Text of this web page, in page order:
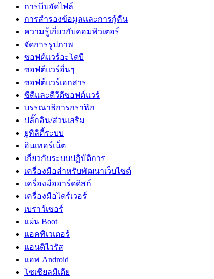
การบีบอัดไฟล์
การสำรองข้อมูลและการกู้คืน
ความรู้เกี่ยวกับคอมพิวเตอร์
จัดการรูปภาพ
ซอฟต์แวร์อะโดบี
ซอฟต์แวร์อื่นๆ
ซอฟต์แวร์เอกสาร
ซีดีและดีวีดีซอฟต์แวร์
บรรณาธิการกราฟิก
ปลั๊กอิน/ส่วนเสริม
ยูทิลิตี้ระบบ
อินเทอร์เน็ต
เกี่ยวกับระบบปฏิบัติการ
เครื่องมือสำหรับพัฒนาเว็บไซต์
เครื่องมือฮาร์ดดิสก์
เครื่องมือไดร์เวอร์
เบราว์เซอร์
แผ่น Boot
แอคทิเวเตอร์
แอนติไวรัส
แอพ Android
โซเชียลมีเดีย